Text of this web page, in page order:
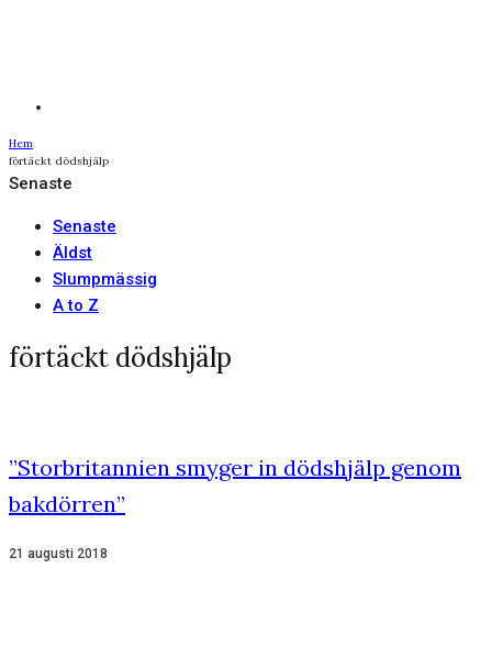
Hem
förtäckt dödshjälp
Senaste
Senaste
Äldst
Slumpmässig
A to Z
förtäckt dödshjälp
”Storbritannien smyger in dödshjälp genom
bakdörren”
21 augusti 2018